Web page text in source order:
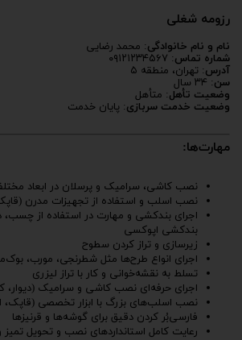
رزومه شغلی
نام و نام خانوادگی: محمد رضایی
شماره تماس: ۰۹۱۲۱۲۳۴۵۶۷
آدرس: تهران، منطقه ۵
سن: ۳۴ سال
وضعیت تأهل: متأهل
وضعیت خدمت سربازی: پایان خدمت
مهارت‌ها:
نصب کاشی، سرامیک و پرسلان در ابعاد
نصب اسلب و استفاده از تجهیزات مدرن
اجرای بندکشی و مهارت در استفاده از چسب،
بندکشی اپوکسی
زیرسازی و تراز کردن سطوح
اجرای انواع طرح‌ها مثل شطرنجی، مورب،
تسلط به نقشه‌خوانی و کار با تراز لیزری
اجرای حرفه‌ای نصب کاشی و سرامیک (دیوار،
نصب اسلب‌های بزرگ با ابزار تخصصی (قاپک،
فارسی‌بُر کردن دقیق برای گوشه‌ها و قرنیزها
رعایت کامل استانداردهای نصب و تحویل